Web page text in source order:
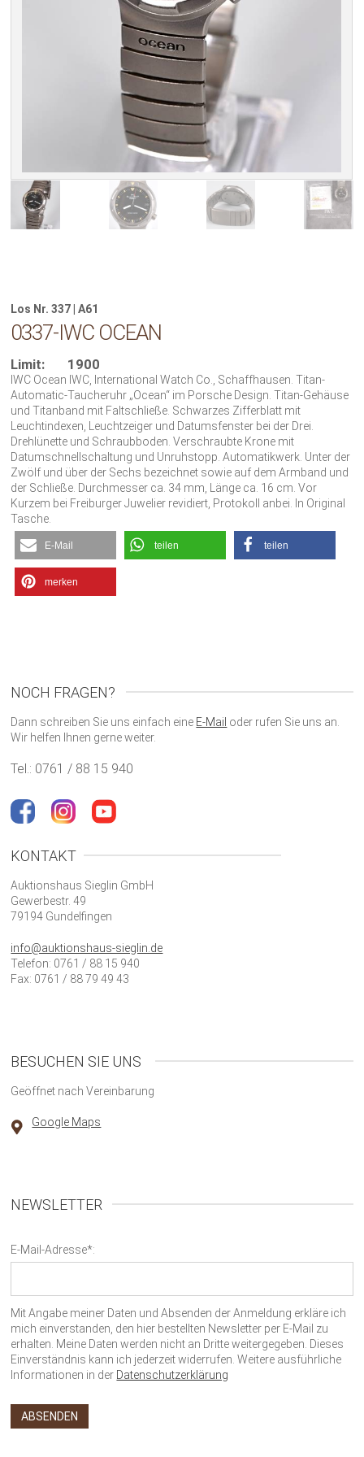
Los Nr. 337 | A61
0337-IWC OCEAN
Limit: 1900
IWC Ocean IWC, International Watch Co., Schaffhausen. Titan-
Automatic-Taucheruhr „Ocean“ im Porsche Design. Titan-Gehäuse
und Titanband mit Faltschließe. Schwarzes Zifferblatt mit
Leuchtindexen, Leuchtzeiger und Datumsfenster bei der Drei.
Drehlünette und Schraubboden. Verschraubte Krone mit
Datumschnellschaltung und Unruhstopp. Automatikwerk. Unter der
Zwölf und über der Sechs bezeichnet sowie auf dem Armband und
der Schließe. Durchmesser ca. 34 mm, Länge ca. 16 cm. Vor
Kurzem bei Freiburger Juwelier revidiert, Protokoll anbei. In Original
Tasche.
E-Mail teilen teilen
merken
NOCH FRAGEN?
Dann schreiben Sie uns einfach eine E-Mail oder rufen Sie uns an.
Wir helfen Ihnen gerne weiter.
Tel.: 0761 / 88 15 940
KONTAKT
Auktionshaus Sieglin GmbH
Gewerbestr. 49
79194 Gundelfingen
info@auktionshaus-sieglin.de
Telefon: 0761 / 88 15 940
Fax: 0761 / 88 79 49 43
BESUCHEN SIE UNS
Geöffnet nach Vereinbarung
Google Maps
NEWSLETTER
E-Mail-Adresse*:
Mit Angabe meiner Daten und Absenden der Anmeldung erkläre ich
mich einverstanden, den hier bestellten Newsletter per E-Mail zu
erhalten. Meine Daten werden nicht an Dritte weitergegeben. Dieses
Einverständnis kann ich jederzeit widerrufen. Weitere ausführliche
Informationen in der Datenschutzerklärung